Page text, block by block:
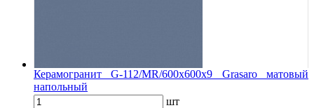
Керамогранит G-112/MR/600x600x9 Grasaro матовый
напольный
шт